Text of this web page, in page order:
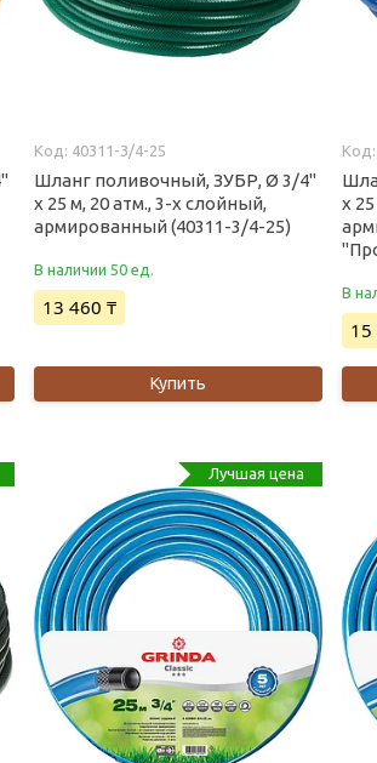
40311-3/4-25
Шланг поливочный, ЗУБР, Ø 3/4"
x 25 м, 20 атм., 3-x слойный,
армированный (40311-3/4-25)
В наличии 50 ед.
13 460 ₸
Купить
x
В
15
Лучшая цена